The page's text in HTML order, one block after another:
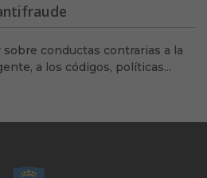
sobre conductas contrarias a la
a los códigos, políticas...